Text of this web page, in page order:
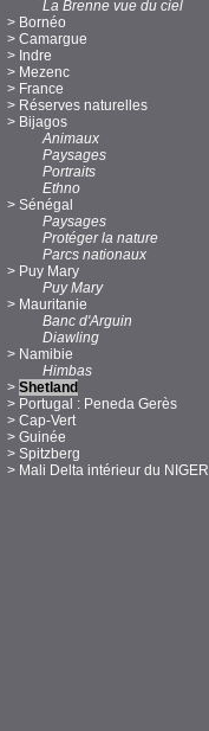
La Brenne vue du ciel
> Bornéo
> Camargue
> Indre
> Mezenc
> France
> Réserves naturelles
> Bijagos
Animaux
Paysages
Portraits
Ethno
> Sénégal
Paysages
Protéger la nature
Parcs nationaux
> Puy Mary
Puy Mary
> Mauritanie
Banc d'Arguin
Diawling
> Namibie
Himbas
> Shetland
> Portugal : Peneda Gerès
> Cap-Vert
> Guinée
> Spitzberg
> Mali Delta intérieur du NIGER